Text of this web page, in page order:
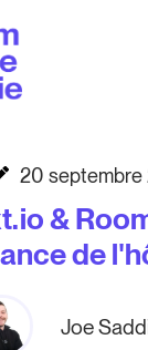
20 septembre
&
de
Joe